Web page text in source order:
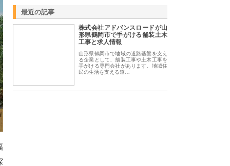
最近の記事
株式会社アドバンスロードが山
形県鶴岡市で手がける舗装土木
工事と求人情報
山形県鶴岡市で地域の道路基盤を支え
る企業として、舗装工事や土木工事を
手がける専門会社があります。地域住
民の生活を支える道…